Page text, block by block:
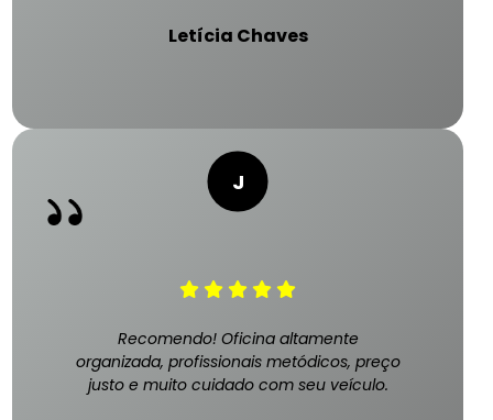
Letícia Chaves
Recomendo! Oficina altamente
organizada, profissionais metódicos, preço
justo e muito cuidado com seu veículo.